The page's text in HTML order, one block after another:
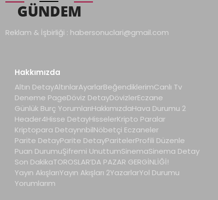
Reklam & İşbirliği : habersonuclari@gmail.com
Hakkımızda
Altın DetayAltınlarAyarlarBeğendiklerimCanlı Tv
Deneme PageDöviz DetayDövizlerEczane
Günlük Burç YorumlarıHakkımızdaHava Durumu 2
Header4Hisse DetayHisselerKripto Paralar
Kriptopara DetaynnbilNöbetçi Eczaneler
Parite DetayParite DetayParitelerProfili Düzenle
Puan DurumuŞifremi UnuttumSinemaSinema Detay
Son DakikaTOROSLAR’DA PAZAR GERGİNLİĞİ!
Yayın AkışlarıYayın Akışları 2YazarlarYol Durumu
Yorumlarım